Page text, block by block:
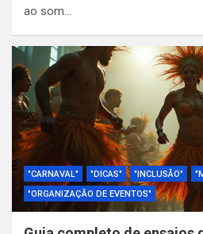
ao som…
"CARNAVAL" "DICAS" "INCLUSÃO"
"ORGANIZAÇÃO DE EVENTOS"